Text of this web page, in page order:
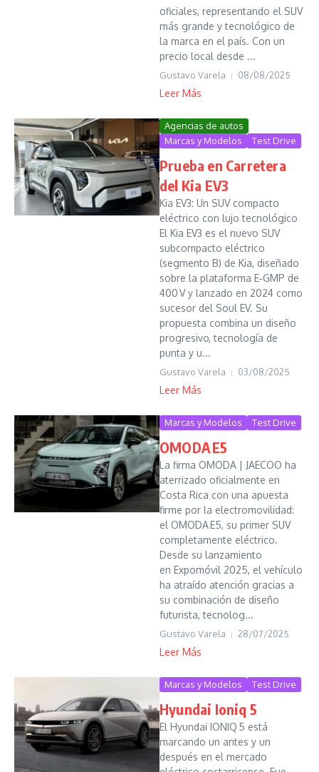
oficiales, representando el SUV
más grande y tecnológico de
la marca en el país. Con un
precio local desde ...
Gustavo Varela 08/08/2025
Leer Más
Agencias de autos
Marcas y Modelos
Test Drive
Prueba en Carretera
del Kia EV3
Kia EV3: Un SUV compacto
eléctrico con lujo tecnológico
El Kia EV3 es el nuevo SUV
subcompacto eléctrico
(segmento B) de Kia, diseñado
sobre la plataforma E‑GMP de
400 V y lanzado en 2024 como
sucesor del Soul EV. Su
propuesta combina un diseño
progresivo, tecnología de
punta y u...
Gustavo Varela 03/08/2025
Leer Más
Marcas y Modelos Test Drive
OMODA E5
La firma OMODA | JAECOO ha
aterrizado oficialmente en
Costa Rica con una apuesta
firme por la electromovilidad:
el OMODA E5, su primer SUV
completamente eléctrico.
Desde su lanzamiento
en Expomóvil 2025, el vehículo
ha atraído atención gracias a
su combinación de diseño
futurista, tecnolog...
Gustavo Varela 28/07/2025
Leer Más
Marcas y Modelos Test Drive
Hyundai Ioniq 5
El Hyundai IONIQ 5 está
marcando un antes y un
después en el mercado